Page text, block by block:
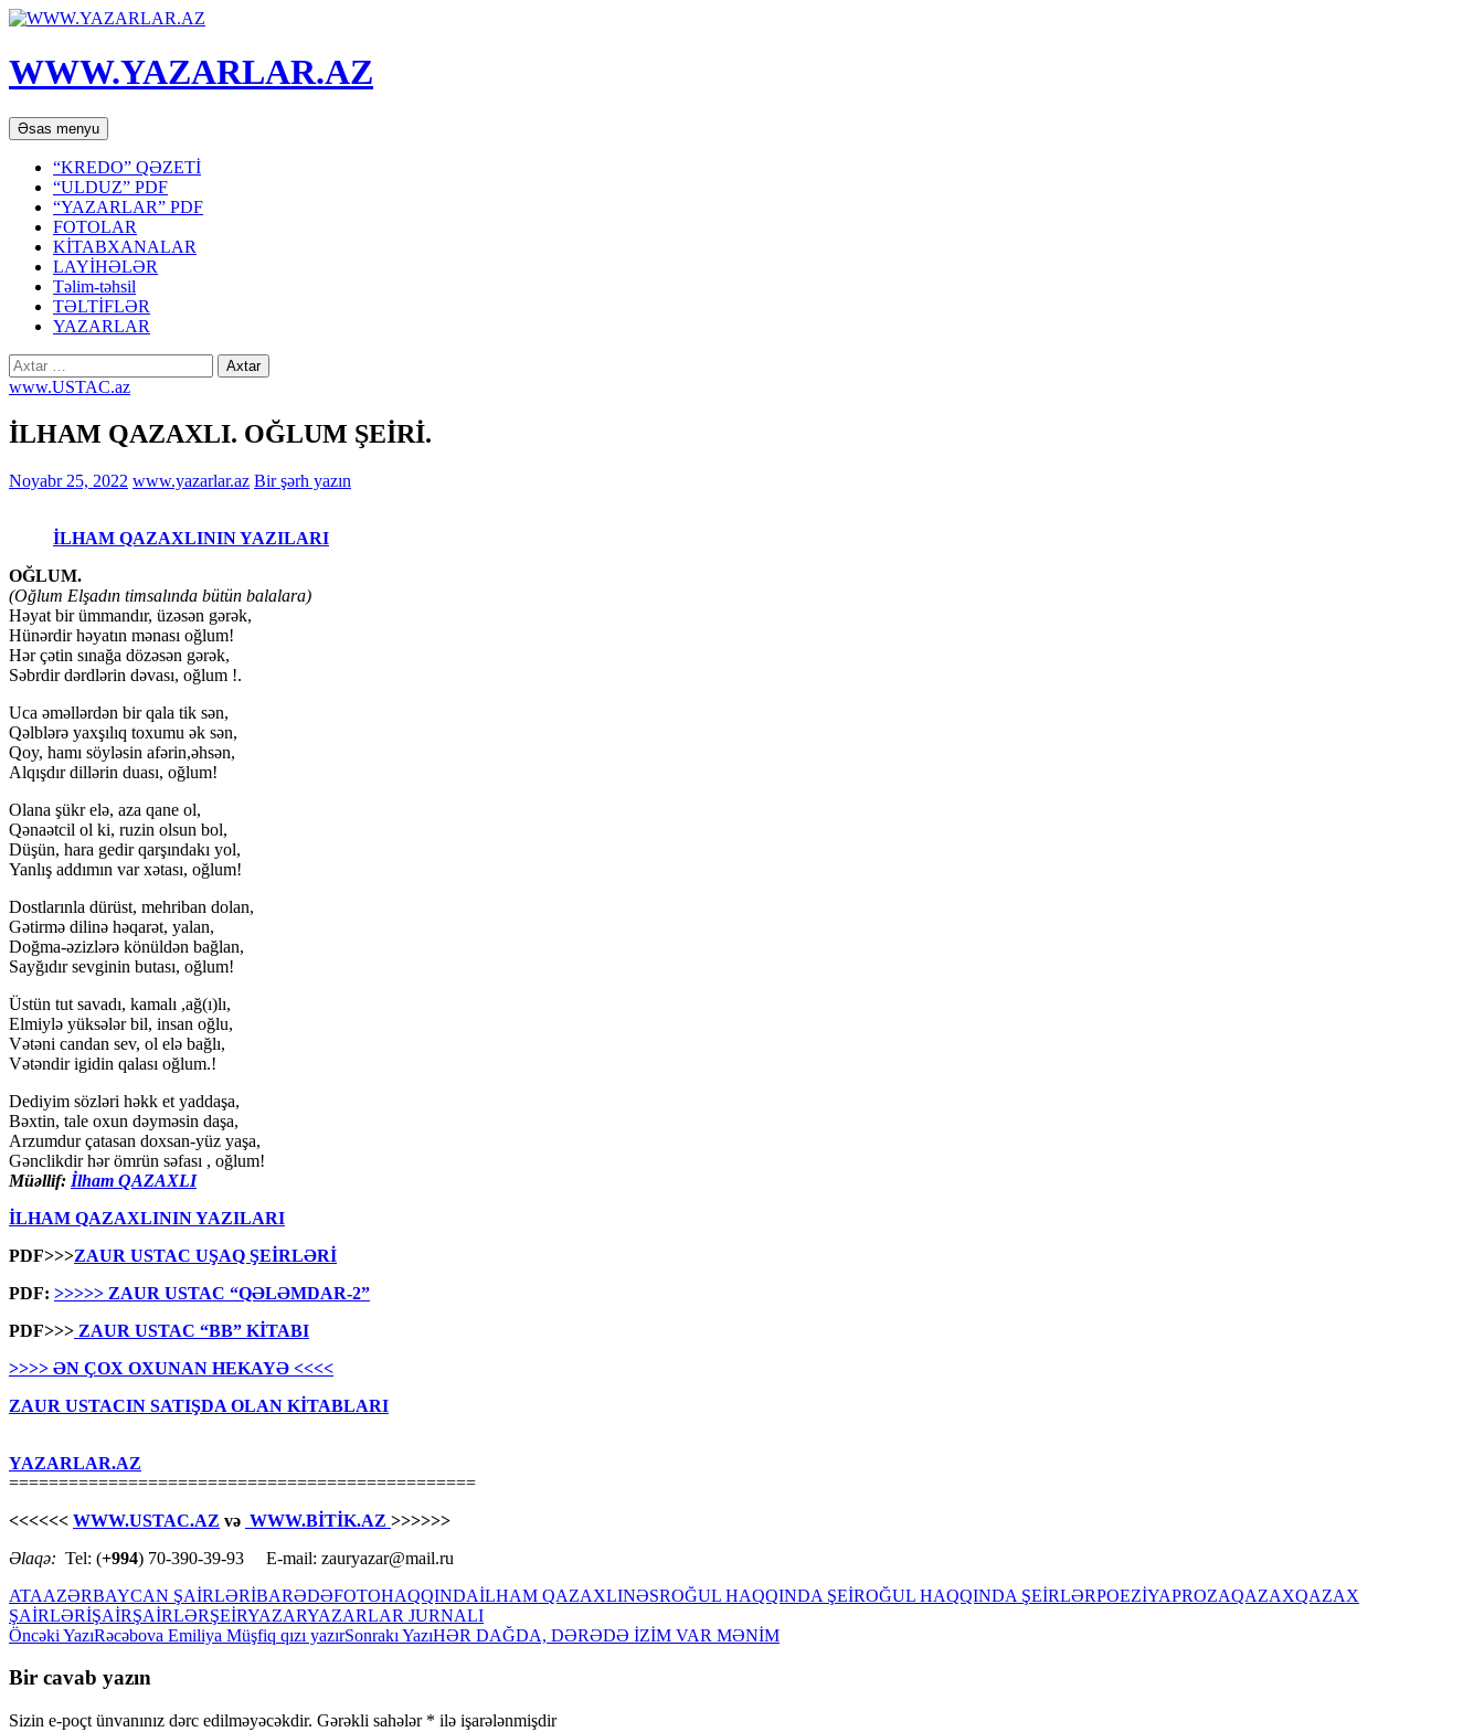
WWW.YAZARLAR.AZ
Axtar
Əsas menyu Mühtəviyyata
keç
“KREDO” QƏZETİ
“ULDUZ” PDF
“YAZARLAR” PDF
FOTOLAR
KİTABXANALAR
LAYİHƏLƏR
Təlim-təhsil
TƏLTİFLƏR
YAZARLAR
Axtarış:
www.USTAC.az
İLHAM QAZAXLI. OĞLUM ŞEİRİ.
Noyabr 25, 2022 www.yazarlar.az Bir şərh yazın
İLHAM QAZAXLININ YAZILARI
OĞLUM.
(Oğlum Elşadın timsalında bütün balalara)
Həyat bir ümmandır, üzəsən gərək,
Hünərdir həyatın mənası oğlum!
Hər çətin sınağa dözəsən gərək,
Səbrdir dərdlərin dəvası, oğlum !.
Uca əməllərdən bir qala tik sən,
Qəlblərə yaxşılıq toxumu ək sən,
Qoy, hamı söyləsin afərin,əhsən,
Alqışdır dillərin duası, oğlum!
Olana şükr elə, aza qane ol,
Qənaətcil ol ki, ruzin olsun bol,
Düşün, hara gedir qarşındakı yol,
Yanlış addımın var xətası, oğlum!
Dostlarınla dürüst, mehriban dolan,
Gətirmə dilinə həqarət, yalan,
Doğma-əzizlərə könüldən bağlan,
Sayğıdır sevginin butası, oğlum!
Üstün tut savadı, kamalı ,ağ(ı)lı,
Elmiylə yüksələr bil, insan oğlu,
Vətəni candan sev, ol elə bağlı,
Vətəndir igidin qalası oğlum.!
Dediyim sözləri həkk et yaddaşa,
Bəxtin, tale oxun dəyməsin daşa,
Arzumdur çatasan doxsan-yüz yaşa,
Gənclikdir hər ömrün səfası , oğlum!
Müəllif: İlham QAZAXLI
İLHAM QAZAXLININ YAZILARI
PDF>>>ZAUR USTAC UŞAQ ŞEİRLƏRİ
PDF: >>>>> ZAUR USTAC “QƏLƏMDAR-2”
PDF>>> ZAUR USTAC “BB” KİTABI
>>>> ƏN ÇOX OXUNAN HEKAYƏ <<<<
ZAUR USTACIN SATIŞDA OLAN KİTABLARI
YAZARLAR.AZ
===============================================
<<<<<< WWW.USTAC.AZ və WWW.BİTİK.AZ >>>>>>
Əlaqə: Tel: (+994) 70-390-39-93 E-mail: zauryazar@mail.ru
ATAAZƏRBAYCAN ŞAİRLƏRİBARƏDƏFOTOHAQQINDAİLHAM QAZAXLINƏSROĞUL HAQQINDA ŞEİROĞUL HAQQINDA ŞEİRLƏRPOEZİYAPROZAQAZAXQAZAX
ŞAİRLƏRİŞAİRŞAİRLƏRŞEİRYAZARYAZARLAR JURNALI
Yazılar
üzrə
naviqasiya
Öncəki YazıRəcəbova Emiliya Müşfiq qızı yazırSonrakı YazıHƏR DAĞDA, DƏRƏDƏ İZİM VAR MƏNİM
Bir cavab yazın
Sizin e-poçt ünvanınız dərc edilməyəcəkdir. Gərəkli sahələr * ilə işarələnmişdir